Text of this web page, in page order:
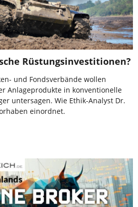
Rüstungsinvestitionen?
und Fondsverbände wollen
Anlageprodukte in konventionelle
untersagen. Wie Ethik-Analyst Dr.
einordnet.